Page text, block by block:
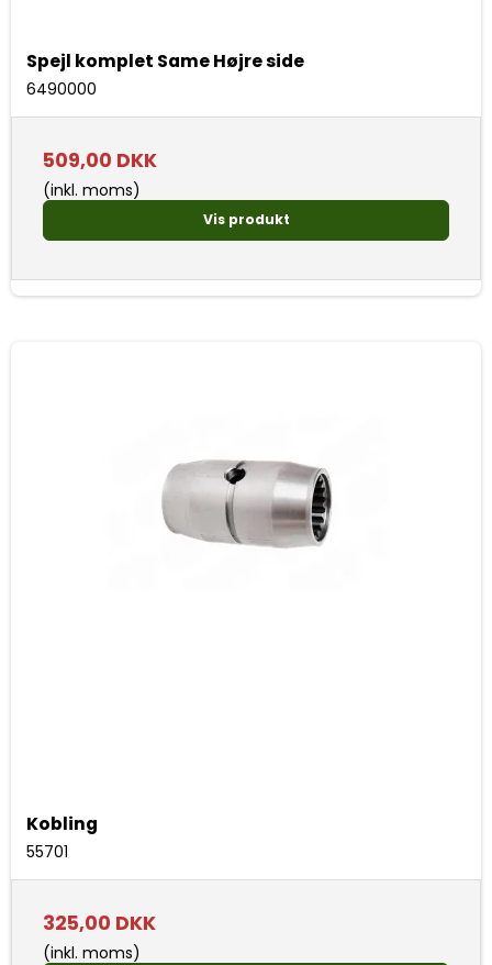
Spejl komplet Same Højre side
6490000
509,00 DKK
(inkl. moms)
Vis produkt
Kobling
55701
325,00 DKK
(inkl. moms)